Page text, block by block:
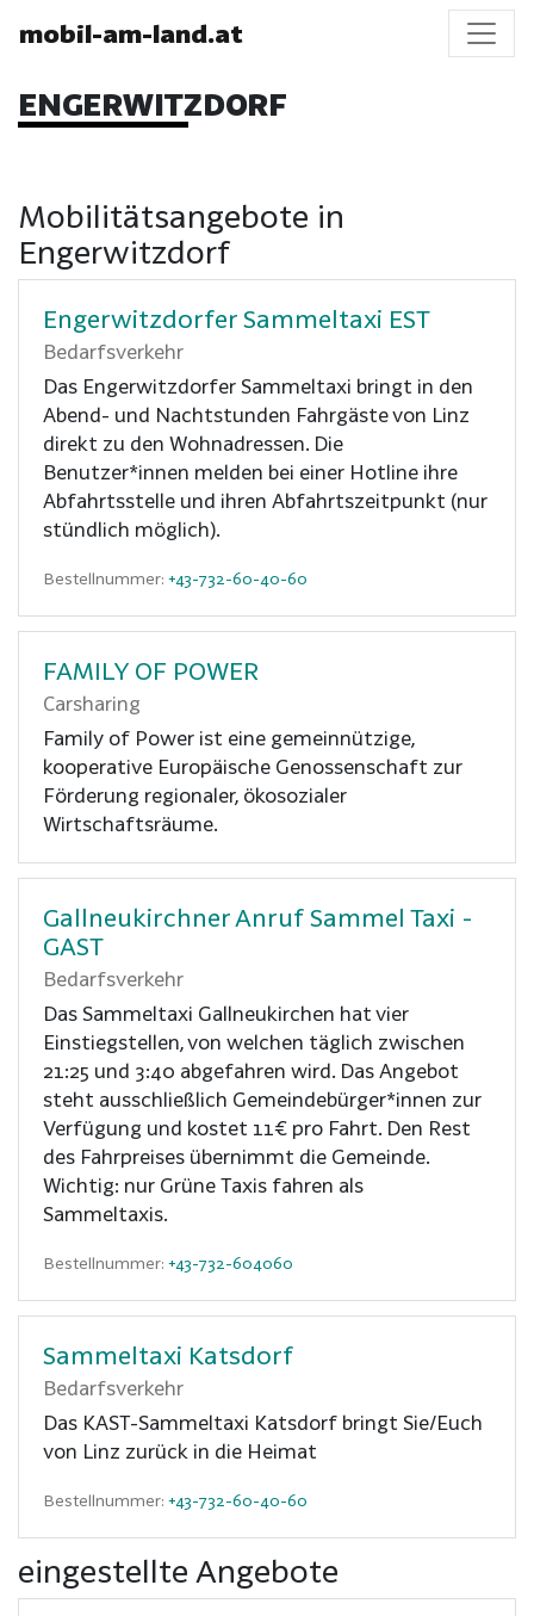
mobil-am-land.at
ENGERWITZDORF
Mobilitätsangebote in
Engerwitzdorf
Engerwitzdorfer Sammeltaxi EST
Bedarfsverkehr
Das Engerwitzdorfer Sammeltaxi bringt in den
Abend- und Nachtstunden Fahrgäste von Linz
direkt zu den Wohnadressen. Die
Benutzer*innen melden bei einer Hotline ihre
Abfahrtsstelle und ihren Abfahrtszeitpunkt (nur
stündlich möglich).
Bestellnummer: +43-732-60-40-60
FAMILY OF POWER
Carsharing
Family of Power ist eine gemeinnützige,
kooperative Europäische Genossenschaft zur
Förderung regionaler, ökosozialer
Wirtschaftsräume.
Gallneukirchner Anruf Sammel Taxi -
GAST
Bedarfsverkehr
Das Sammeltaxi Gallneukirchen hat vier
Einstiegstellen, von welchen täglich zwischen
21:25 und 3:40 abgefahren wird. Das Angebot
steht ausschließlich Gemeindebürger*innen zur
Verfügung und kostet 11€ pro Fahrt. Den Rest
des Fahrpreises übernimmt die Gemeinde.
Wichtig: nur Grüne Taxis fahren als
Sammeltaxis.
Bestellnummer: +43-732-604060
Sammeltaxi Katsdorf
Bedarfsverkehr
Das KAST-Sammeltaxi Katsdorf bringt Sie/Euch
von Linz zurück in die Heimat
Bestellnummer: +43-732-60-40-60
eingestellte Angebote